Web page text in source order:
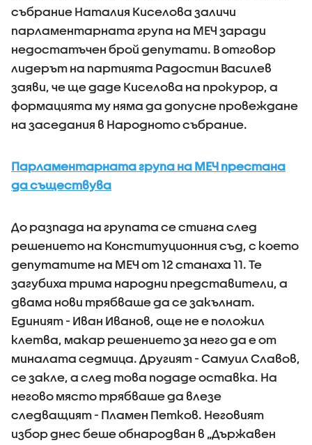
събрание Наталия Киселова заличи
парламентарната група на МЕЧ заради
недостатъчен брой депутати. В отговор
лидерът на партията Радостин Василев
заяви, че ще даде Киселова на прокурор, а
формацията му няма да допусне провеждане
на заседания в Народното събрание.
Парламентарната група на МЕЧ престана
да съществува
До разпада на групата се стигна след
решението на Конституционния съд, с което
депутатите на МЕЧ от 12 станаха 11. Те
загубиха трима народни представители, а
двама нови трябваше да се закълнат.
Единият - Иван Иванов, още не е положил
клетва, макар решението за него да е от
миналата седмица. Другият - Самуил Славов,
се закле, а след това подаде оставка. На
негово място трябваше да влезе
следващият - Пламен Петков. Неговият
избор днес беше обнародван в „Държавен